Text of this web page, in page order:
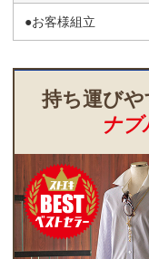
●お客様組立
持ち運びや
ナブ